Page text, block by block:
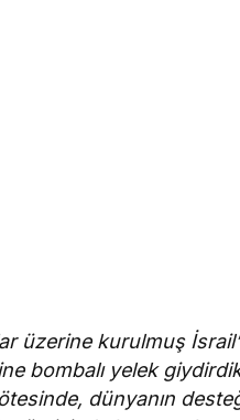
üzerine kurulmuş
bombalı yelek
dünyanın